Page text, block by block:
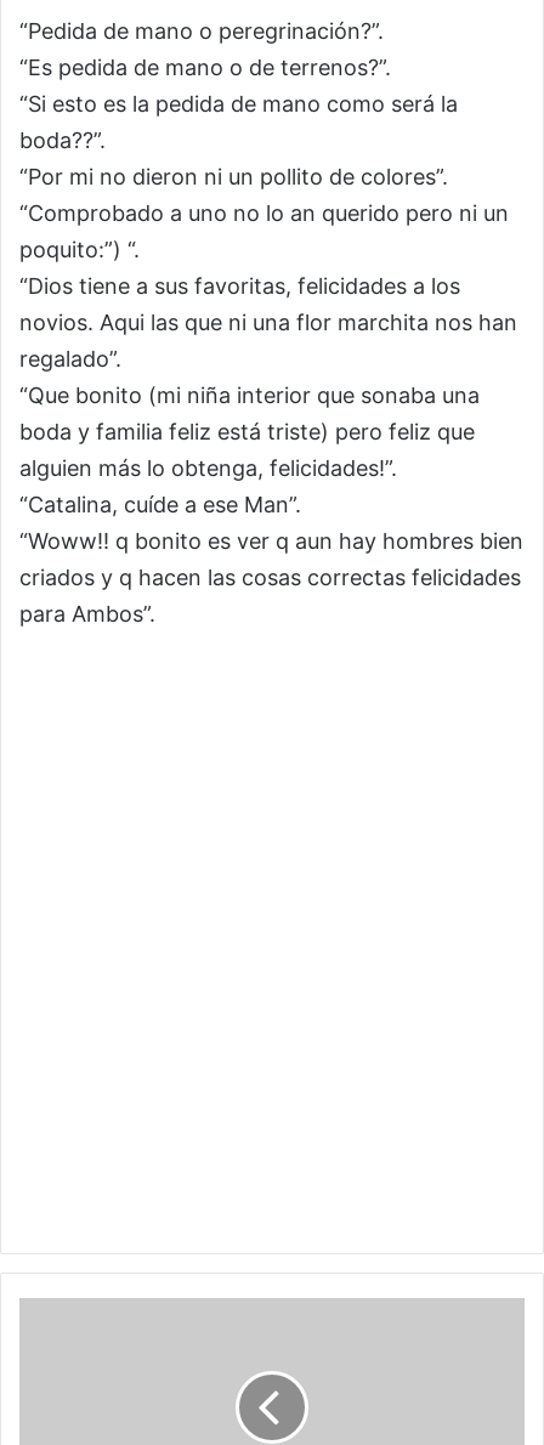
“Pedida de mano o peregrinación?”.
“Es pedida de mano o de terrenos?”.
“Si esto es la pedida de mano como será la
boda??”.
“Por mi no dieron ni un pollito de colores”.
“Comprobado a uno no lo an querido pero ni un
poquito:”) “.
“Dios tiene a sus favoritas, felicidades a los
novios. Aqui las que ni una flor marchita nos han
regalado”.
“Que bonito (mi niña interior que sonaba una
boda y familia feliz está triste) pero feliz que
alguien más lo obtenga, felicidades!”.
“Catalina, cuíde a ese Man”.
“Woww!! q bonito es ver q aun hay hombres bien
criados y q hacen las cosas correctas felicidades
para Ambos”.